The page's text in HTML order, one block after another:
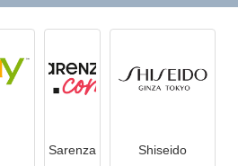
Sarenza Shiseido